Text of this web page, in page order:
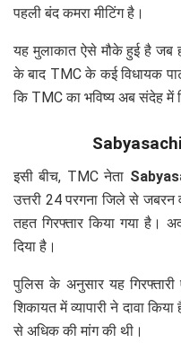
पहली बंद कमरा मीटिंग है।
यह मुलाकात ऐसे मौके हुई है जब
के बाद TMC के कई विधायक
कि TMC का भविष्य अब संदेह में
Sabyasachi
इसी बीच, TMC नेता
उत्तरी 24 परगना जिले से
तहत गिरफ्तार किया गया है।
दिया है।
पुलिस के अनुसार यह गिरफ्तारी
शिकायत में व्यापारी ने दावा
से अधिक की मांग की थी।